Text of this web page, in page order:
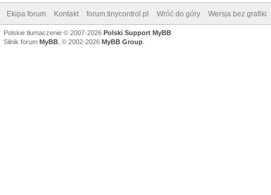
Ekipa forum Kontakt forum.tinycontrol.pl Wróć do góry Wersja bez grafiki
Polskie tłumaczenie © 2007-2026 Polski Support MyBB
Silnik forum MyBB , © 2002-2026 MyBB Group